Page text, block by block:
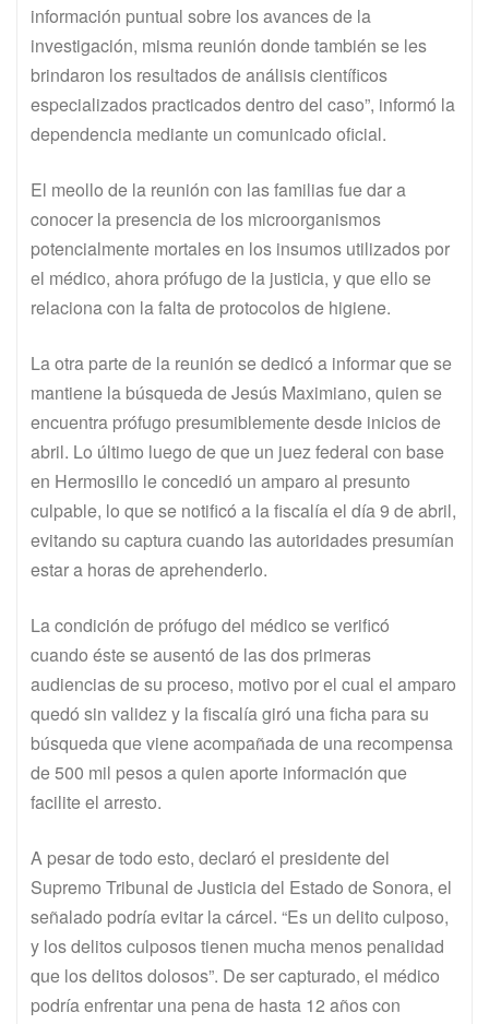
información puntual sobre los avances de la
investigación, misma reunión donde también se les
brindaron los resultados de análisis científicos
especializados practicados dentro del caso”, informó la
dependencia mediante un comunicado oficial.
El meollo de la reunión con las familias fue dar a
conocer la presencia de los microorganismos
potencialmente mortales en los insumos utilizados por
el médico, ahora prófugo de la justicia, y que ello se
relaciona con la falta de protocolos de higiene.
La otra parte de la reunión se dedicó a informar que se
mantiene la búsqueda de Jesús Maximiano, quien se
encuentra prófugo presumiblemente desde inicios de
abril. Lo último luego de que un juez federal con base
en Hermosillo le concedió un amparo al presunto
culpable, lo que se notificó a la fiscalía el día 9 de abril,
evitando su captura cuando las autoridades presumían
estar a horas de aprehenderlo.
La condición de prófugo del médico se verificó
cuando éste se ausentó de las dos primeras
audiencias de su proceso, motivo por el cual el amparo
quedó sin validez y la fiscalía giró una ficha para su
búsqueda que viene acompañada de una recompensa
de 500 mil pesos a quien aporte información que
facilite el arresto.
A pesar de todo esto, declaró el presidente del
Supremo Tribunal de Justicia del Estado de Sonora, el
señalado podría evitar la cárcel. “Es un delito culposo,
y los delitos culposos tienen mucha menos penalidad
que los delitos dolosos”. De ser capturado, el médico
podría enfrentar una pena de hasta 12 años con